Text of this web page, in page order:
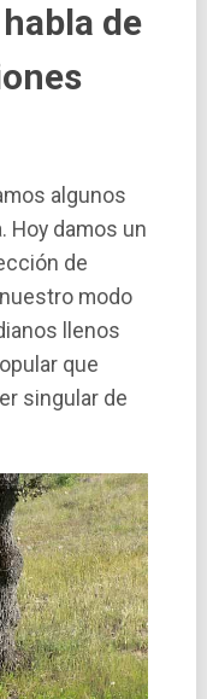
de
algunos
Hoy damos un
de
modo
llenos
que
singular de